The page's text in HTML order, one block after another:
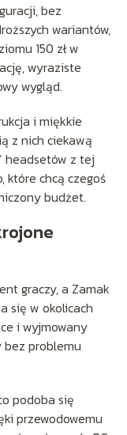
bez
wariantów,
150 zł w
wyraziste
wygląd.
i miękkie
z nich ciekawą
headsetów z tej
które chcą czegoś
budżet.
graczy, a Zamak
się w okolicach
i wyjmowany
bez problemu
podoba się
przewodowemu